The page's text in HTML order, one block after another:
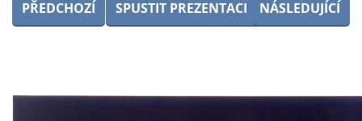
PŘEDCHOZÍ SPUSTIT PREZENTACI NÁSLEDUJÍCÍ